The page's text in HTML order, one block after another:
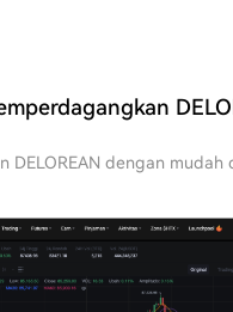
DELOREAN dengan mudah